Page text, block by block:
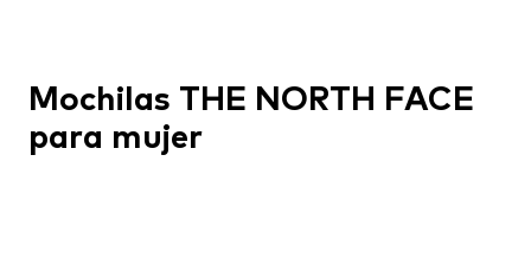
Mochilas THE NORTH FACE
para mujer